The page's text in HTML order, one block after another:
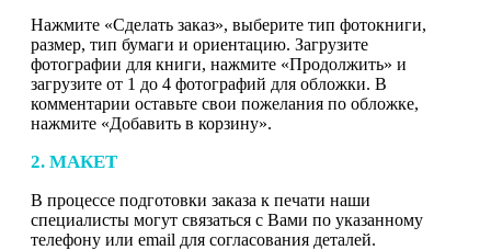
Нажмите «Сделать заказ», выберите тип фотокниги,
размер, тип бумаги и ориентацию. Загрузите
фотографии для книги, нажмите «Продолжить» и
загрузите от 1 до 4 фотографий для обложки. В
комментарии оставьте свои пожелания по обложке,
нажмите «Добавить в корзину».
2. МАКЕТ
В процессе подготовки заказа к печати наши
специалисты могут связаться с Вами по указанному
телефону или email для согласования деталей.